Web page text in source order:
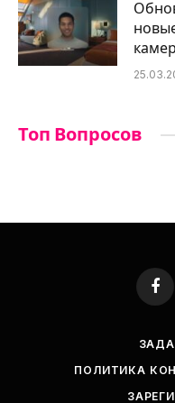
Топ Вопросов
ПОЛИТИКА